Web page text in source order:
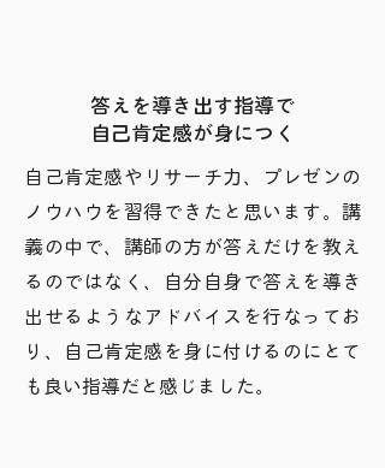
答えを導き出す指導で
自己肯定感が身につく
自己肯定感やリサーチ力、プレゼンの
ノウハウを習得できたと思います。講
義の中で、講師の方が答えだけを教え
るのではなく、自分自身で答えを導き
出せるようなアドバイスを行なってお
り、自己肯定感を身に付けるのにとて
も良い指導だと感じました。